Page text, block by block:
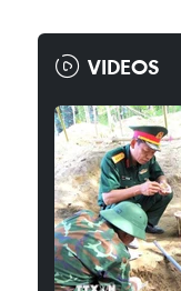
VIDEOS